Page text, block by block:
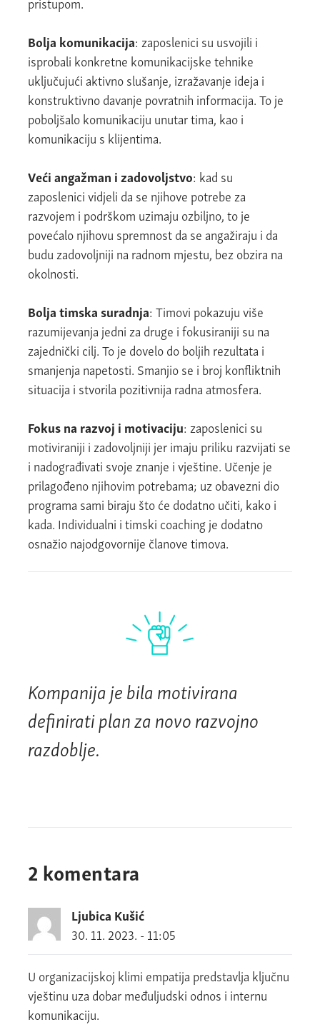
Bolja komunikacija: zaposlenici su usvojili i
isprobali konkretne komunikacijske tehnike
uključujući aktivno slušanje, izražavanje ideja i
konstruktivno davanje povratnih informacija. To je
poboljšalo komunikaciju unutar tima, kao i
komunikaciju s klijentima.
Veći angažman i zadovoljstvo: kad su
zaposlenici vidjeli da se njihove potrebe za
razvojem i podrškom uzimaju ozbiljno, to je
povećalo njihovu spremnost da se angažiraju i da
budu zadovoljniji na radnom mjestu, bez obzira na
okolnosti.
Bolja timska suradnja: Timovi pokazuju više
razumijevanja jedni za druge i fokusiraniji su na
zajednički cilj. To je dovelo do boljih rezultata i
smanjenja napetosti. Smanjio se i broj konfliktnih
situacija i stvorila pozitivnija radna atmosfera.
Fokus na razvoj i motivaciju: zaposlenici su
motiviraniji i zadovoljniji jer imaju priliku razvijati se
i nadograđivati svoje znanje i vještine. Učenje je
prilagođeno njihovim potrebama; uz obavezni dio
programa sami biraju što će dodatno učiti, kako i
kada. Individualni i timski coaching je dodatno
osnažio najodgovornije članove timova.
Kompanija je bila motivirana
definirati plan za novo razvojno
razdoblje.
2 komentara
Ljubica Kušić
30. 11. 2023. - 11:05
U organizacijskoj klimi empatija predstavlja ključnu
vještinu uza dobar međuljudski odnos i internu
komunikaciju.